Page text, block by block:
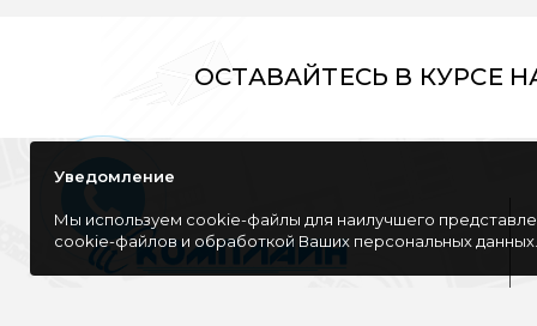
ОСТАВАЙТЕСЬ В КУРСЕ
Уведомление
Мы используем cookie-файлы для наилучшего
cookie-файлов и обработкой Ваших персональных данных.